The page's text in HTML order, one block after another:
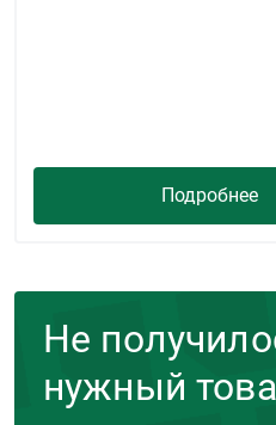
Подробнее
Не
нужный